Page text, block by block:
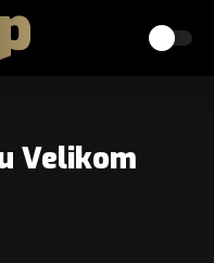
Velikom